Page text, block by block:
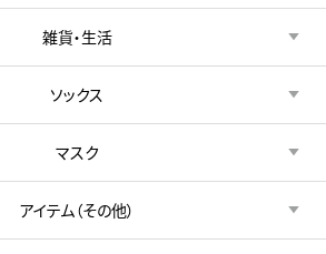
雑貨・生活
ソックス
マスク
アイテム（その他）